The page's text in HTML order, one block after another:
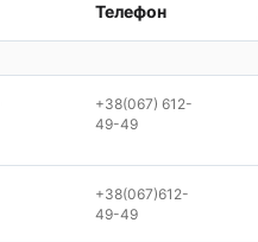
Телефон
+38(067) 612-
49-49
+38(067)612-
49-49